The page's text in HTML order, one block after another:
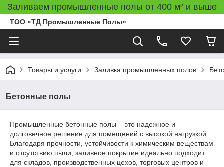
Заливаем промышленные полы от 400 м² и выше
ТОО «ТД Промышленные Полы»
Товары и услуги Заливка промышленных полов
Бетонные полы
Промышленные бетонные полы – это надежное и
долговечное решение для помещений с высокой нагрузкой.
Благодаря прочности, устойчивости к химическим веществам
и отсутствию пыли, заливное покрытие идеально подходит
для складов, производственных цехов, торговых центров и